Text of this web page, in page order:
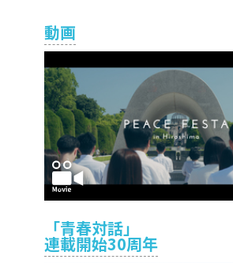
動画
「青春対話」
連載開始30周年